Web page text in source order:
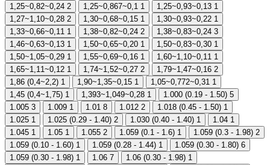
1,25~0,82~0,24 2 1,25~0,867~0,1 1 1,25~0,93~0,13 1
1,27~1,10~0,28 2 1,30~0,68~0,15 1 1,30~0,93~0,22 1
1,33~0,66~0,11 1 1,38~0,82~0,24 2 1,38~0,83~0,24 3
1,46~0,63~0,13 1 1,50~0,65~0,20 1 1,50~0,83~0,30 1
1,50~1,05~0,29 1 1,55~0,69~0,16 1 1,60~1,10~0,11 1
1,65~1,11~0,12 1 1,74~1,52~0,27 2 1,79~1,47~0,16 2
1,86 (0,4~2,2) 1 1,90~1,35~0,15 1 1,05~0,772~0,31 1
1,45 (0,4~1,75) 1 1,393~1,049~0,28 1 1.000 (0.19 - 1.50) 5
1.005 3 1.009 1 1.01 8 1.012 2 1.018 (0.45 - 1.50) 1
1.025 1 1.025 (0.29 - 1.40) 2 1.030 (0.40 - 1.40) 1 1.04 1
1.045 1 1.05 1 1.055 2 1.059 (0.1 - 1.6) 1 1.059 (0.3 - 1.98) 2
1.059 (0.10 - 1.60) 1 1.059 (0.28 - 1.44) 1 1.059 (0.30 - 1.80) 6
1.059 (0.30 - 1.98) 1 1.06 7 1.06 (0.30 - 1.98) 1